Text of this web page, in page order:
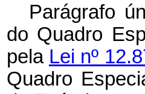
Parágrafo
do Quadro
pela Lei nº
Quadro